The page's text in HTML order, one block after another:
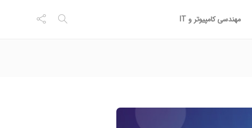
مهندسی کامپیوتر و IT